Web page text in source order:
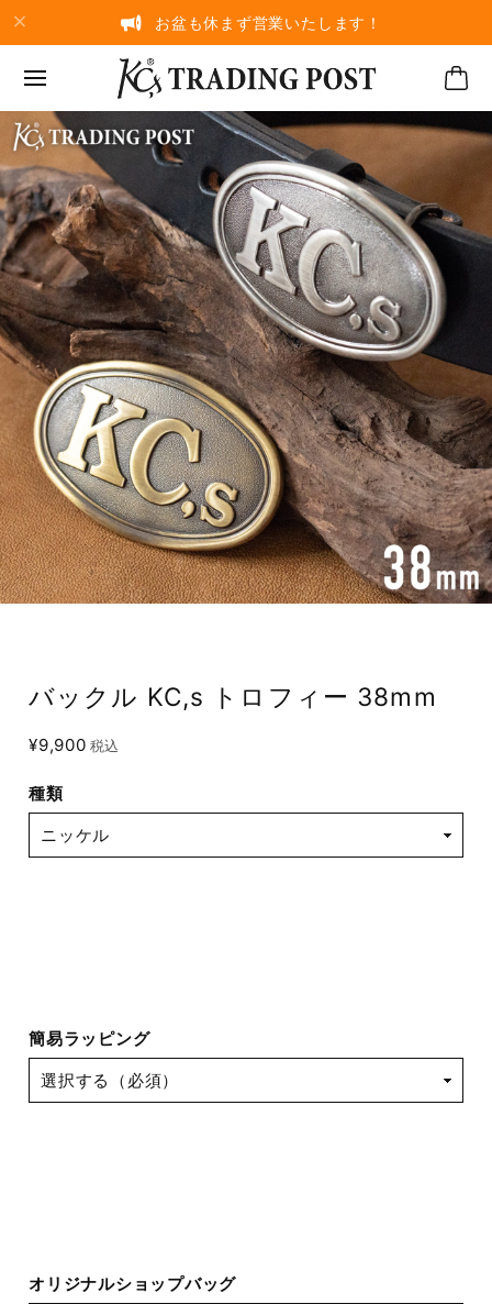
お盆も休まず営業いたします！
バックル KC,s トロフィー 38mm
¥9,900 税込
種類
簡易ラッピング
オリジナルショップバッグ